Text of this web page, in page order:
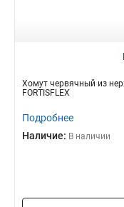
Хомут червячный из
FORTISFLEX
Подробнее
Наличие: В наличии